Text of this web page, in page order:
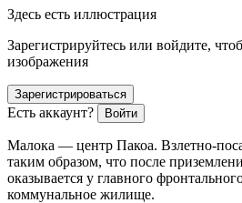
Здесь есть иллюстрация
Зарегистрируйтесь или войдите,
изображения
Зарегистрироваться
Есть аккаунт? Войти
Малока — центр Пакоа. Взлетно-
таким образом, что после
оказывается у главного
коммунальное жилище.